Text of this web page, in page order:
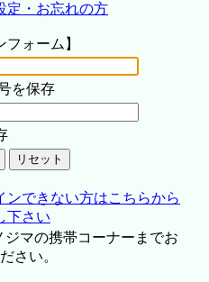
定・お忘れの方
フォーム】
を保存
ンできない方はこちらから
下さい
マの携帯コーナーまでお
さい。